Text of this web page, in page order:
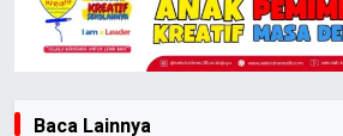
Baca Lainnya